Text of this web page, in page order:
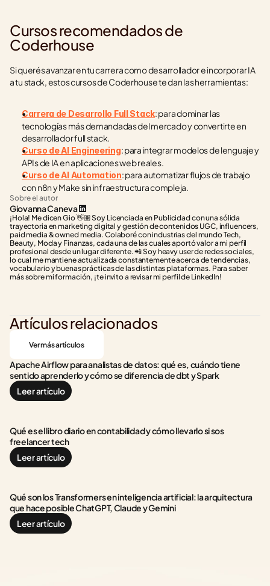
Cursos recomendados de
Coderhouse
Si querés avanzar en tu carrera como desarrollador e incorporar IA
a tu stack, estos cursos de Coderhouse te dan las herramientas:
Carrera de Desarrollo Full Stack: para dominar las
tecnologías más demandadas del mercado y convertirte en
desarrollador full stack.
Curso de AI Engineering: para integrar modelos de lenguaje y
APIs de IA en aplicaciones web reales.
Curso de AI Automation: para automatizar flujos de trabajo
con n8n y Make sin infraestructura compleja.
Sobre el autor
Giovanna Caneva
¡Hola! Me dicen Gio 👋🏽 Soy Licenciada en Publicidad con una sólida
trayectoria en marketing digital y gestión de contenidos UGC, influencers,
paid media & owned media. Colaboré con industrias del mundo Tech,
Beauty, Moda y Finanzas, cada una de las cuales aportó valor a mi perfil
profesional desde un lugar diferente. 📲 Soy heavy user de redes sociales,
lo cual me mantiene actualizada constantemente acerca de tendencias,
vocabulario y buenas prácticas de las distintas plataformas. Para saber
más sobre mi formación, ¡te invito a revisar mi perfil de LinkedIn!
Artículos relacionados
Ver más artículos
Apache Airflow para analistas de datos: qué es, cuándo tiene
sentido aprenderlo y cómo se diferencia de dbt y Spark
Leer artículo
Qué es el libro diario en contabilidad y cómo llevarlo si sos
freelancer tech
Leer artículo
Qué son los Transformers en inteligencia artificial: la arquitectura
que hace posible ChatGPT, Claude y Gemini
Leer artículo